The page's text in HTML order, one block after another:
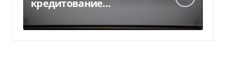
кредитование
300 млн евро — Delo.ua